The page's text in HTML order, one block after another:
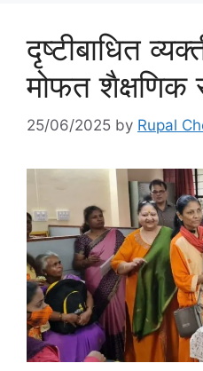
दृष्टीबाधित
मोफत शैक्षणिक
25/06/2025 by Rupal